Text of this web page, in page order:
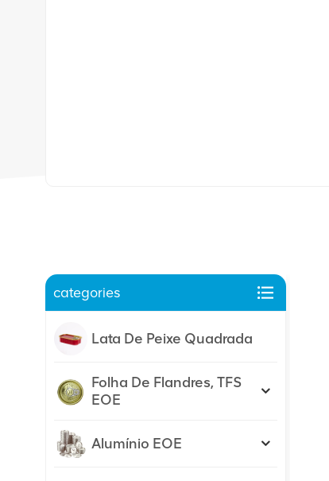
categories
Lata De Peixe Quadrada
Folha De Flandres, TFS
EOE
Alumínio EOE